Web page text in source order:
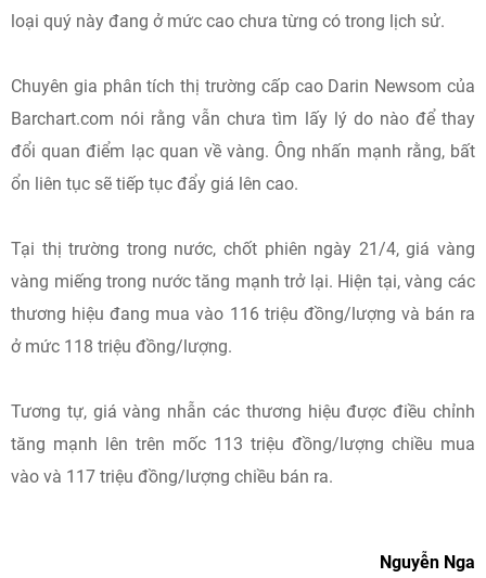
loại quý này đang ở mức cao chưa từng có trong lịch sử.
Chuyên gia phân tích thị trường cấp cao Darin Newsom của
Barchart.com nói rằng vẫn chưa tìm lấy lý do nào để thay
đổi quan điểm lạc quan về vàng. Ông nhấn mạnh rằng, bất
ổn liên tục sẽ tiếp tục đẩy giá lên cao.
Tại thị trường trong nước, chốt phiên ngày 21/4, giá vàng
vàng miếng trong nước tăng mạnh trở lại. Hiện tại, vàng các
thương hiệu đang mua vào 116 triệu đồng/lượng và bán ra
ở mức 118 triệu đồng/lượng.
Tương tự, giá vàng nhẫn các thương hiệu được điều chỉnh
tăng mạnh lên trên mốc 113 triệu đồng/lượng chiều mua
vào và 117 triệu đồng/lượng chiều bán ra.
Nguyễn Nga